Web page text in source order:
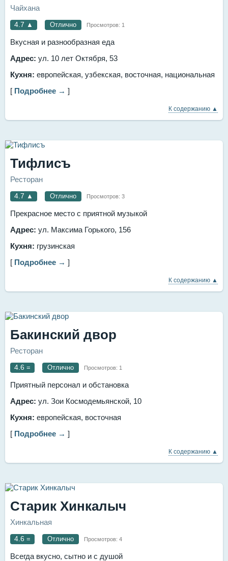
Чайхана
4.7 ▲ Отлично Просмотров: 1
Вкусная и разнообразная еда
Адрес: ул. 10 лет Октября, 53
Кухня: европейская, узбекская, восточная, национальная
[ Подробнее → ]
К содержанию ▲
Тифлисъ
Ресторан
4.7 ▲ Отлично Просмотров: 3
Прекрасное место с приятной музыкой
Адрес: ул. Максима Горького, 156
Кухня: грузинская
[ Подробнее → ]
К содержанию ▲
Бакинский двор
Ресторан
4.6 = Отлично Просмотров: 1
Приятный персонал и обстановка
Адрес: ул. Зои Космодемьянской, 10
Кухня: европейская, восточная
[ Подробнее → ]
К содержанию ▲
Старик Хинкалыч
Хинкальная
4.6 = Отлично Просмотров: 4
Всегда вкусно, сытно и с душой